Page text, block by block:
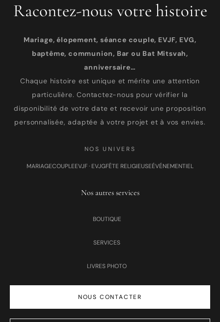
Racontez-nous votre histoire
Mariage, élopement, séance couple, EVJF, EVG,
baptême, communion, Bar ou Bat Mitsvah,
anniversaire…
Chaque histoire est unique et mérite une attention
particulière. Contactez-nous pour vérifier la
disponibilité de votre date et recevoir une proposition
personnalisée, adaptée à votre projet et à vos envies.
NOS UNIVERS
MARIAGECOUPLEEVJF · EVJGFÊTE RELIGIEUSEÉVÉNEMENTIEL
Nos autres services
BOUTIQUE
SERVICES
LIVRES PHOTO
NOUS CONTACTER